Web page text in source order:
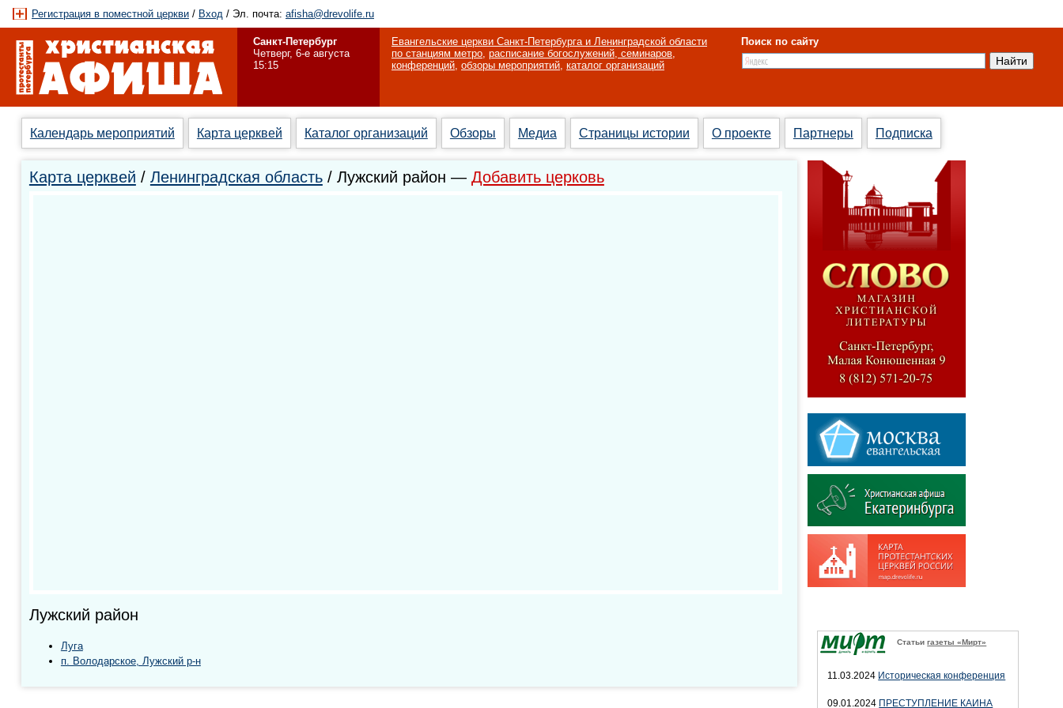
Регистрация в поместной церкви / Вход / Эл. почта: afisha@drevolife.ru
Санкт-Петербург
Четверг, 6-е августа
15:15
Евангельские церкви Санкт-Петербурга и Ленинградской области
по станциям метро, расписание богослужений, семинаров,
конференций, обзоры мероприятий, каталог организаций
Поиск по сайту
Календарь мероприятий Карта церквей Каталог организаций Обзоры Медиа Страницы истории О проекте Партнеры Подписка
Карта церквей / Ленинградская область/ Лужский район — Добавить церковь
Лужский район
Луга
п. Володарское, Лужский р-н
Статьигазеты «Мирт»
11.03.2024 Историческая конференция
09.01.2024 ПРЕСТУПЛЕНИЕ КАИНА